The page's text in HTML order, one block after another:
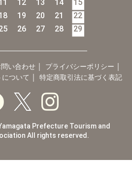
12 13 14
15
19 20 21
22
26 27 28
29
問い合わせ ｜ プライバシーポリシー ｜
ついて ｜ 特定商取引法に基づく表記
Prefecture Tourism and
All rights reserved.